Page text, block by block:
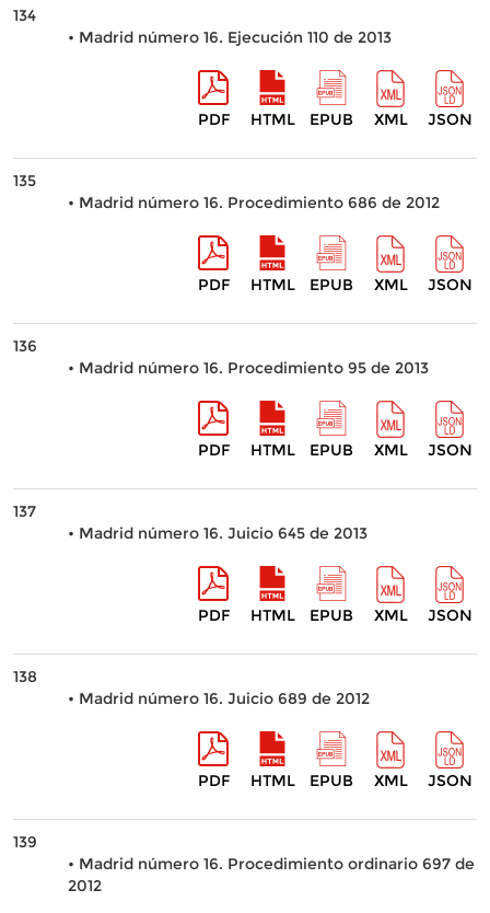
134
• Madrid número 16. Ejecución 110 de 2013
PDF HTML EPUB XML JSON
135
• Madrid número 16. Procedimiento 686 de 2012
PDF HTML EPUB XML JSON
136
• Madrid número 16. Procedimiento 95 de 2013
PDF HTML EPUB XML JSON
137
• Madrid número 16. Juicio 645 de 2013
PDF HTML EPUB XML JSON
138
• Madrid número 16. Juicio 689 de 2012
PDF HTML EPUB XML JSON
139
• Madrid número 16. Procedimiento ordinario 697 de
2012